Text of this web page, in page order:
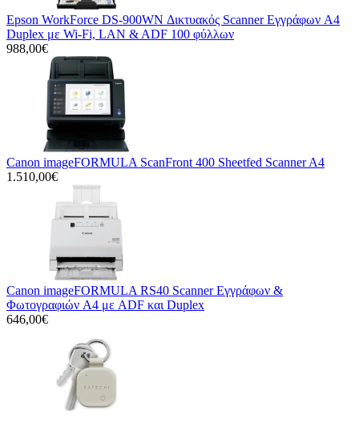
Epson WorkForce DS-900WN Δικτυακός Scanner Εγγράφων A4
Duplex με Wi-Fi, LAN & ADF 100 φύλλων
988,00€
Canon imageFORMULA ScanFront 400 Sheetfed Scanner A4
1.510,00€
Canon imageFORMULA RS40 Scanner Εγγράφων &
Φωτογραφιών A4 με ADF και Duplex
646,00€